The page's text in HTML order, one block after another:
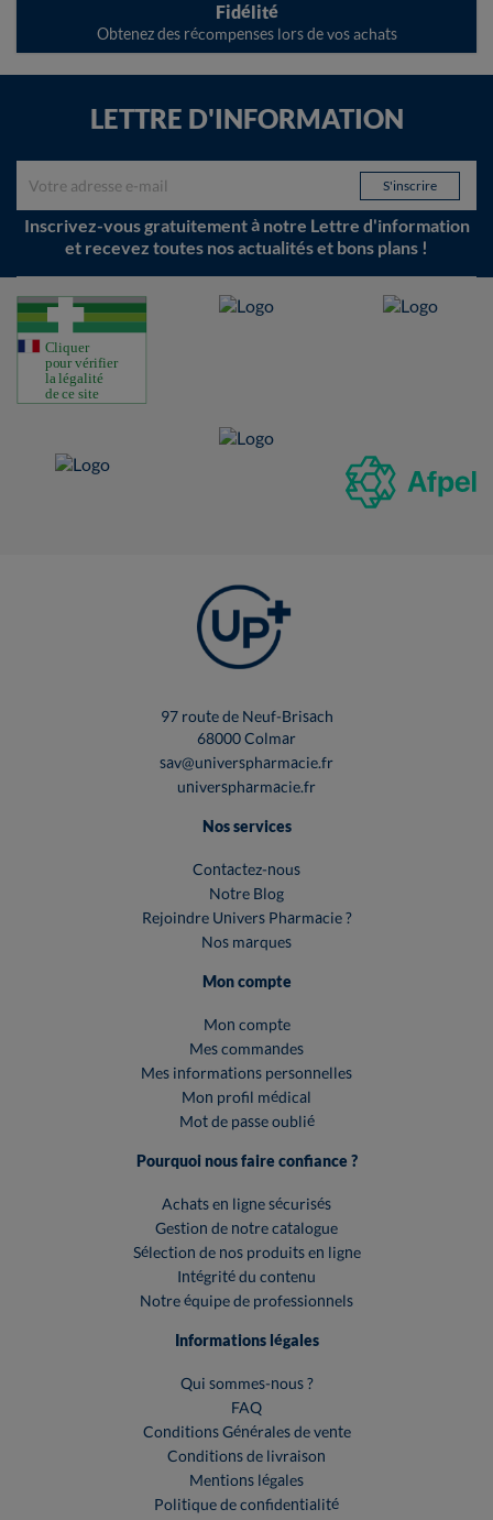
Fidélité
Obtenez des récompenses lors de vos achats
LETTRE D'INFORMATION
Inscrivez-vous gratuitement à notre Lettre d'information
et recevez toutes nos actualités et bons plans !
97 route de Neuf-Brisach
68000 Colmar
sav@universpharmacie.fr
universpharmacie.fr
Nos services
Contactez-nous
Notre Blog
Rejoindre Univers Pharmacie ?
Nos marques
Mon compte
Mon compte
Mes commandes
Mes informations personnelles
Mon profil médical
Mot de passe oublié
Pourquoi nous faire confiance ?
Achats en ligne sécurisés
Gestion de notre catalogue
Sélection de nos produits en ligne
Intégrité du contenu
Notre équipe de professionnels
Informations légales
Qui sommes-nous ?
FAQ
Conditions Générales de vente
Conditions de livraison
Mentions légales
Politique de confidentialité